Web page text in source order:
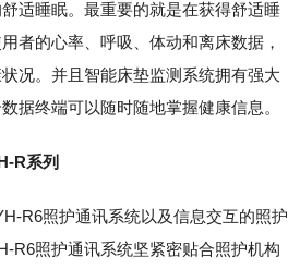
适睡眠。最重要的就是在获得舒适睡
者的心率、呼吸、体动和离床数据，
况。并且智能床垫监测系统拥有强大
据终端可以随时随地掌握健康信息。
R系列
R6照护通讯系统以及信息交互的照护
R6照护通讯系统坚紧密贴合照护机构